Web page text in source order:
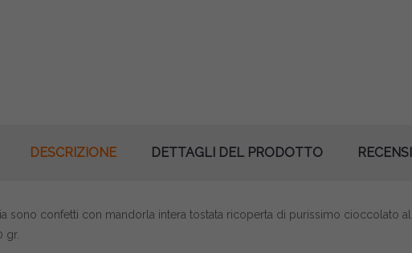
DESCRIZIONE DETTAGLI DEL PRODOTTO
sono confetti con mandorla intera tostata ricoperta di purissimo cioccolato
gr.